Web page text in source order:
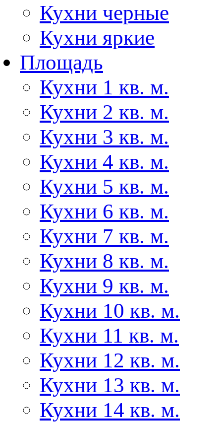
Кухни черные
Кухни яркие
Площадь
Кухни 1 кв. м.
Кухни 2 кв. м.
Кухни 3 кв. м.
Кухни 4 кв. м.
Кухни 5 кв. м.
Кухни 6 кв. м.
Кухни 7 кв. м.
Кухни 8 кв. м.
Кухни 9 кв. м.
Кухни 10 кв. м.
Кухни 11 кв. м.
Кухни 12 кв. м.
Кухни 13 кв. м.
Кухни 14 кв. м.